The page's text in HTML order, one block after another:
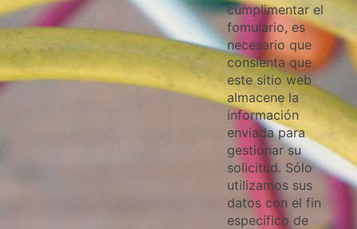
cumplimentar el
fomulario, es
necesario que
consienta que
este sitio web
almacene la
información
enviada para
gestionar su
solicitud. Sólo
utilizamos sus
datos con el fin
específico de